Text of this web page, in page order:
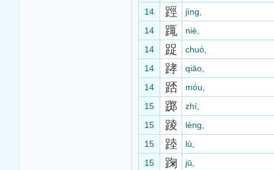
14
踁
jìng,
14
踂
niè,
14
踀
chuò,
14
踍
qiāo,
14
踎
móu,
15
踯
zhí,
15
踜
lèng,
15
踛
lù,
15
踘
jū,